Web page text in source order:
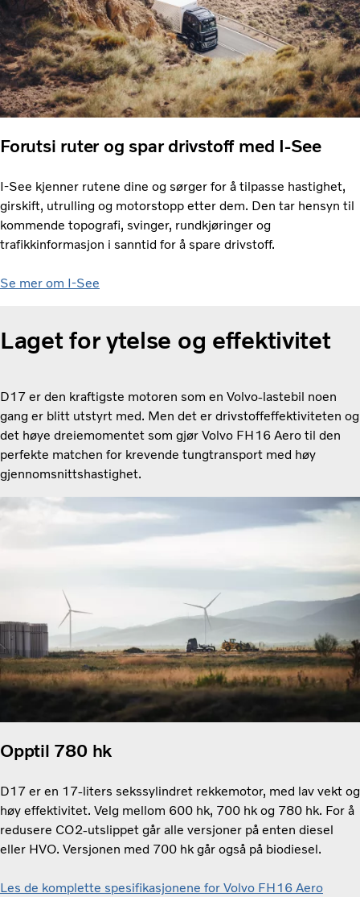
Forutsi ruter og spar drivstoff med I-See
I-See kjenner rutene dine og sørger for å tilpasse hastighet,
girskift, utrulling og motorstopp etter dem. Den tar hensyn til
kommende topografi, svinger, rundkjøringer og
trafikkinformasjon i sanntid for å spare drivstoff.
Se mer om I-See
Laget for ytelse og effektivitet
D17 er den kraftigste motoren som en Volvo-lastebil noen
gang er blitt utstyrt med. Men det er drivstoffeffektiviteten og
det høye dreiemomentet som gjør Volvo FH16 Aero til den
perfekte matchen for krevende tungtransport med høy
gjennomsnittshastighet.
Opptil 780 hk
D17 er en 17-liters sekssylindret rekkemotor, med lav vekt og
høy effektivitet. Velg mellom 600 hk, 700 hk og 780 hk. For å
redusere CO2-utslippet går alle versjoner på enten diesel
eller HVO. Versjonen med 700 hk går også på biodiesel.
Les de komplette spesifikasjonene for Volvo FH16 Aero